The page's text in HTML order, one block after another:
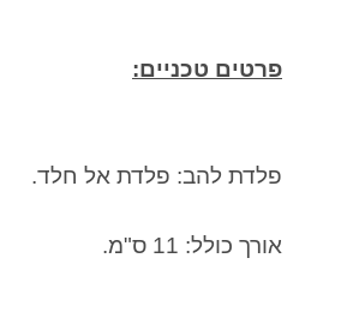
פרטים טכניים:
פלדת להב: פלדת אל חלד.
אורך כולל: 11 ס"מ.